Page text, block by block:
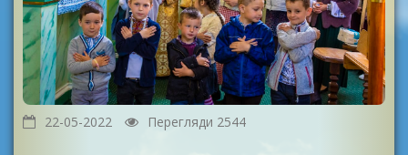
22-05-2022 Перегляди 2544